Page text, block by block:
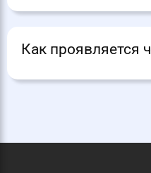
Как проявляется